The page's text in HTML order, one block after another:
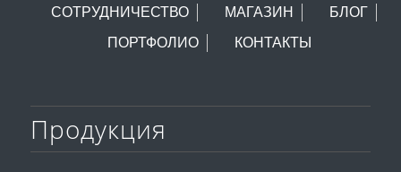
СОТРУДНИЧЕСТВО
МАГАЗИН
БЛОГ
ПОРТФОЛИО
КОНТАКТЫ
Продукция